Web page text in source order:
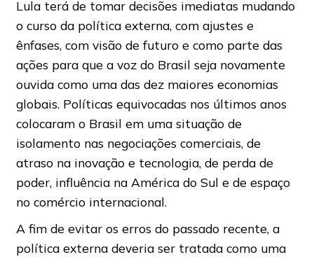
Lula terá de tomar decisões imediatas mudando
o curso da política externa, com ajustes e
ênfases, com visão de futuro e como parte das
ações para que a voz do Brasil seja novamente
ouvida como uma das dez maiores economias
globais. Políticas equivocadas nos últimos anos
colocaram o Brasil em uma situação de
isolamento nas negociações comerciais, de
atraso na inovação e tecnologia, de perda de
poder, influência na América do Sul e de espaço
no comércio internacional.
A fim de evitar os erros do passado recente, a
política externa deveria ser tratada como uma